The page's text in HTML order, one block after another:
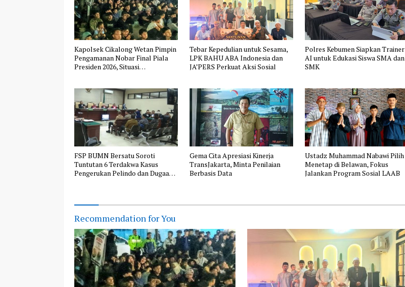
Kapolsek Cikalong Wetan Pimpin
Pengamanan Nobar Final Piala
Presiden 2026, Situasi
Tebar Kepedulian untuk Sesama,
LPK BAHU ABA Indonesia dan
JA’PERS Perkuat Aksi Sosial
Polres Kebumen Siapkan Trainer
AI untuk Edukasi Siswa SMA dan
SMK
FSP BUMN Bersatu Soroti
Tuntutan 6 Terdakwa Kasus
Pengerukan Pelindo dan Dugaan
Gema Cita Apresiasi Kinerja
TransJakarta, Minta Penilaian
Berbasis Data
Ustadz Muhammad Nabawi Pilih
Menetap di Belawan, Fokus
Jalankan Program Sosial LAAB
Recommendation for You